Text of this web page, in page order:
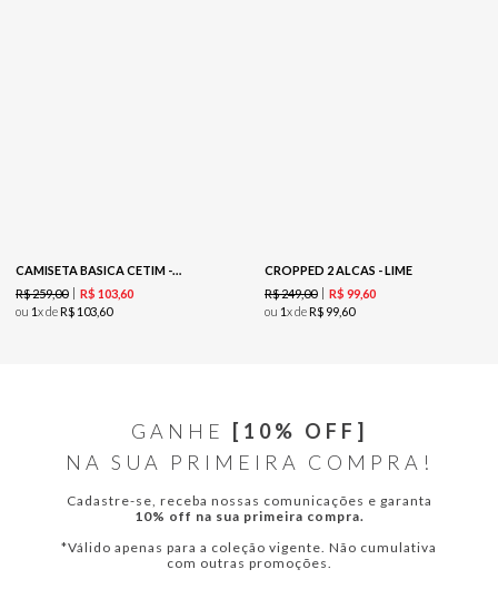
CAMISETA BASICA CETIM -ROSA
R$259,00 R$ 10360
ou 1x deR$ 103 60
CROPPED 2 ALCAS - LIME
R$249,00 R$ 9960
ou 1x deR$ 99 60
GANHE
[10% OFF]
NA SUA PRIMEIRA COMPRA!
Cadastre-se, receba nossas comunicações e garanta
10% off na sua primeira compra.
*Válido apenas para a coleção vigente. Não cumulativa
com outras promoções.